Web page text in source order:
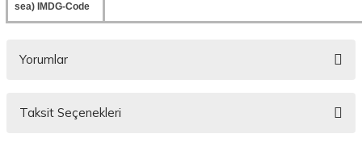
sea) IMDG-Code
Yorumlar
Taksit Seçenekleri